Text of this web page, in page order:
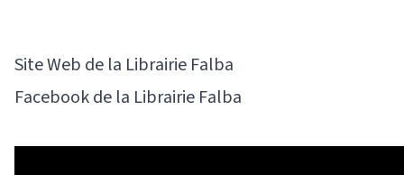
Site Web de la Librairie Falba
Facebook de la Librairie Falba